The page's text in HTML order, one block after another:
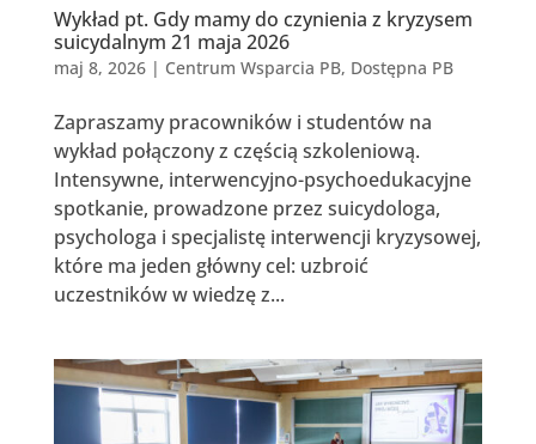
Wykład pt. Gdy mamy do czynienia z kryzysem
suicydalnym 21 maja 2026
maj 8, 2026| Centrum Wsparcia PB, Dostępna PB
Zapraszamy pracowników i studentów na
wykład połączony z częścią szkoleniową.
Intensywne, interwencyjno-psychoedukacyjne
spotkanie, prowadzone przez suicydologa,
psychologa i specjalistę interwencji kryzysowej,
które ma jeden główny cel: uzbroić
uczestników w wiedzę z...